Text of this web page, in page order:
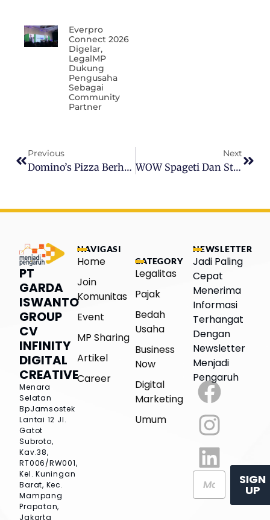
Everpro
Connect 2026
Digelar,
LegalMP
Dukung
Pengusaha
Sebagai
Community
Partner
Previous
Domino’s Pizza Berhasil Tarik Ribuan Pelanggan Lewat Viral TikTok
Next
WOW Spageti Dan Strategi Omnichannel Marketing Untuk Menjangkau Pasar Gen Z
PT
GARDA
ISWANTO
GROUP
CV
INFINITY
DIGITAL
CREATIVE
Menara
Selatan
BpJamsostek
Lantai 12 Jl.
Gatot
Subroto,
Kav.38,
RT006/RW001,
Kel. Kuningan
Barat, Kec.
Mampang
Prapatan,
Jakarta
NAVIGASI
Home
Join
Komunitas
Event
MP Sharing
Artikel
Career
CATEGORY
Legalitas
Pajak
Bedah
Usaha
Business
Now
Digital
Marketing
Umum
NEWSLETTER
Jadi Paling
Cepat
Menerima
Informasi
Terhangat
Dengan
Newsletter
Menjadi
Pengaruh
SIGN
UP